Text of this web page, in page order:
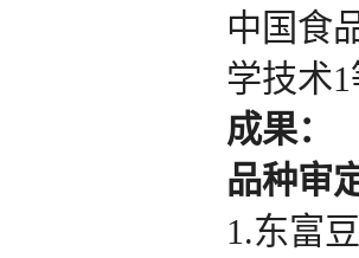
中国食
学技术
成果：
品种审
1.东富